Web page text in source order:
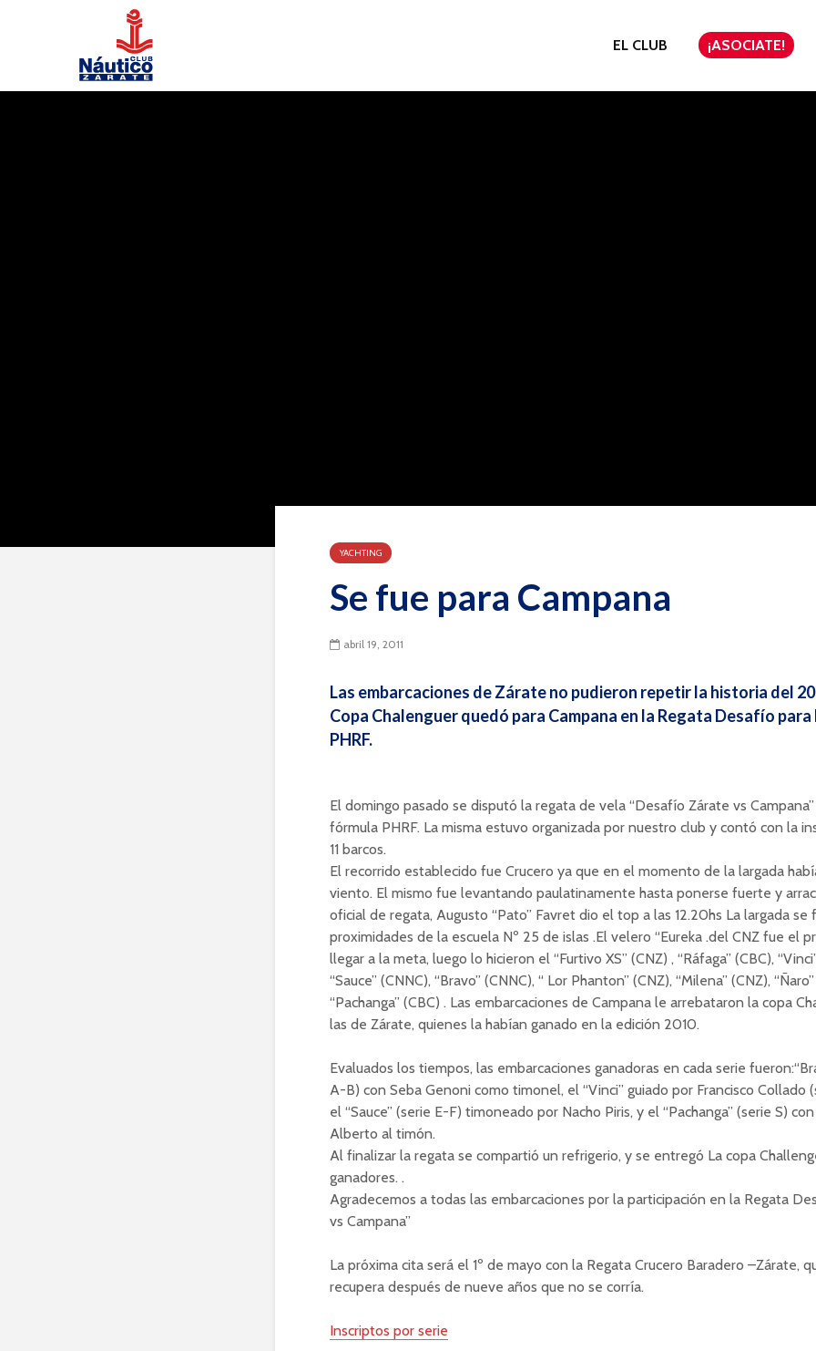
EL CLUB ¡ASOCIATE!
YACHTING
Se fue para Campana
abril 19, 2011
Las embarcaciones de Zárate no pudieron repetir la historia del
Copa Chalenguer quedó para Campana en la Regata Desafío para
PHRF.
El domingo pasado se disputó la regata de vela “Desafío Zárate vs
fórmula PHRF. La misma estuvo organizada por nuestro club y contó con la
11 barcos.
El recorrido establecido fue Crucero ya que en el momento de la largada
viento. El mismo fue levantando paulatinamente hasta ponerse fuerte y
oficial de regata, Augusto “Pato” Favret dio el top a las 12.20hs La largada se
proximidades de la escuela Nº 25 de islas .El velero “Eureka .del CNZ fue el
llegar a la meta, luego lo hicieron el “Furtivo XS” (CNZ) , “Ráfaga” (CBC),
“Sauce” (CNNC), “Bravo” (CNNC), “ Lor Phanton” (CNZ), “Milena” (CNZ),
“Pachanga” (CBC) . Las embarcaciones de Campana le arrebataron la copa
las de Zárate, quienes la habían ganado en la edición 2010.
Evaluados los tiempos, las embarcaciones ganadoras en cada serie
A-B) con Seba Genoni como timonel, el “Vinci” guiado por Francisco Collado
el “Sauce” (serie E-F) timoneado por Nacho Piris, y el “Pachanga” (serie S)
Alberto al timón.
Al finalizar la regata se compartió un refrigerio, y se entregó La copa
ganadores. .
Agradecemos a todas las embarcaciones por la participación en la Regata
vs Campana”
La próxima cita será el 1º de mayo con la Regata Crucero Baradero –Zárate,
recupera después de nueve años que no se corría.
Inscriptos por serie